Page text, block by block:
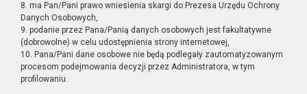
8. ma Pan/Pani prawo wniesienia skargi do Prezesa Urzędu Ochrony
Danych Osobowych,
9. podanie przez Pana/Panią danych osobowych jest fakultatywne
(dobrowolne) w celu udostępnienia strony internetowej,
10. Pana/Pani dane osobowe nie będą podlegały zautomatyzowanym
procesom podejmowania decyzji przez Administratora, w tym
profilowaniu.